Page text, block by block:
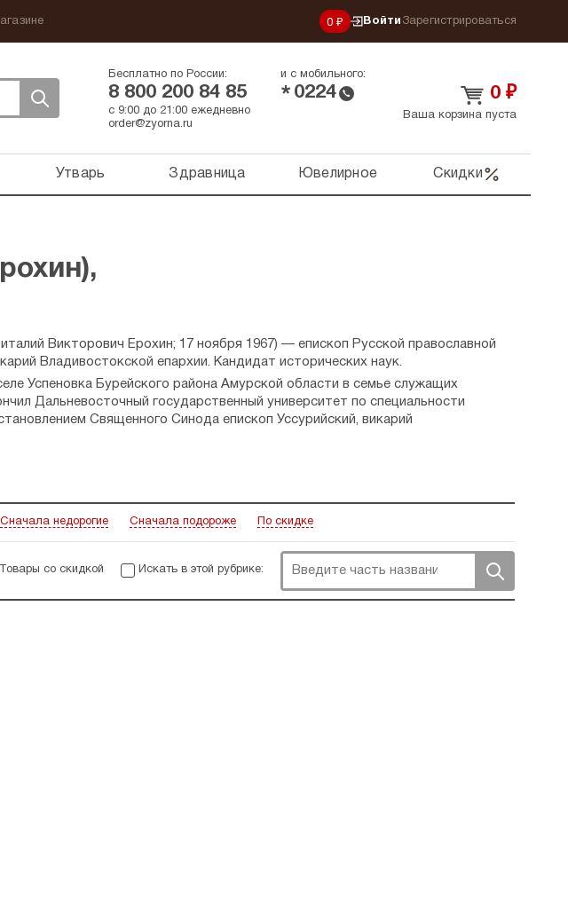
0 ₽ Войти Зарегистрироваться
Бесплатно по России:
8 800 200 84 85
и с мобильного:
* 0224
с 9:00 до 21:00 ежедневно
order@zyorna.ru
0 ₽
Ваша корзина пуста
Утварь Здравница Ювелирное Скидки
Викторович Ерохин; 17 ноября 1967) — епископ Русской православной
Владивостокской епархии. Кандидат исторических наук.
Успеновка Бурейского района Амурской области в семье служащих
Дальневосточный государственный университет по специальности
Священного Синода епископ Уссурийский, викарий
Сначала недорогие Сначала подороже По скидке
Товары со скидкой Искать в этой рубрике: